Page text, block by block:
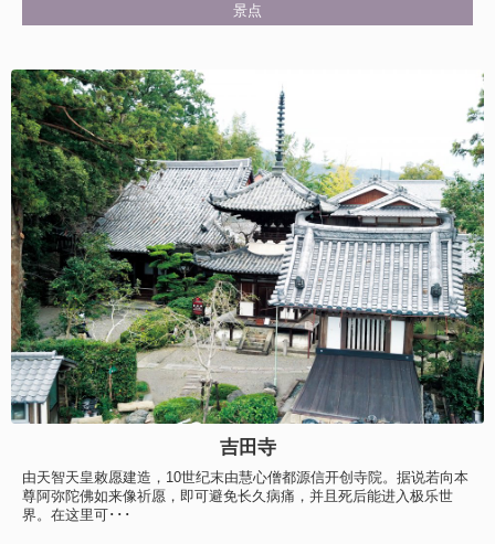
景点
吉田寺
由天智天皇敕愿建造，10世纪末由慧心僧都源信开创寺院。据说若向本
尊阿弥陀佛如来像祈愿，即可避免长久病痛，并且死后能进入极乐世
界。在这里可･･･